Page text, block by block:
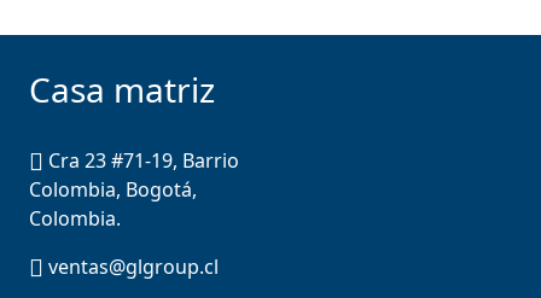
Casa matriz
Cra 23 #71-19, Barrio
Colombia, Bogotá,
Colombia.
ventas@glgroup.cl